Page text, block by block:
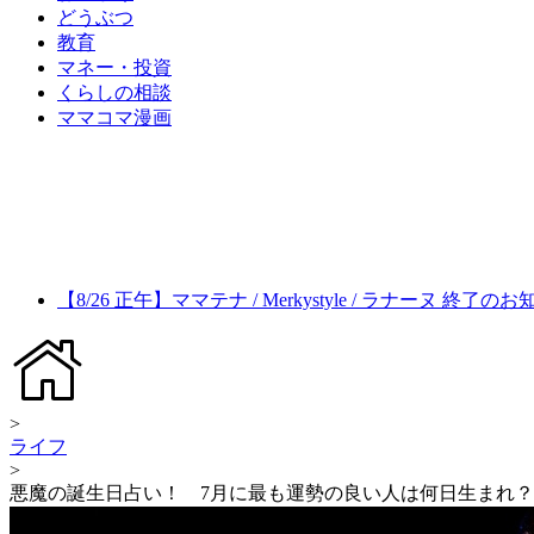
どうぶつ
教育
マネー・投資
くらしの相談
ママコマ漫画
【8/26 正午】ママテナ / Merkystyle / ラナーヌ 終了のお
>
ライフ
>
悪魔の誕生日占い！ 7月に最も運勢の良い人は何日生まれ？